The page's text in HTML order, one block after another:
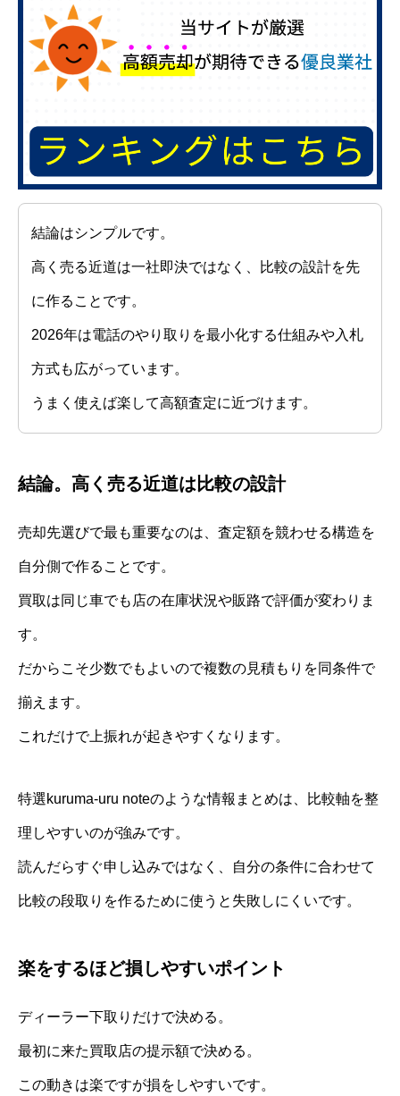
結論はシンプルです。
高く売る近道は一社即決ではなく、比較の設計を先
に作ることです。
2026年は電話のやり取りを最小化する仕組みや入札
方式も広がっています。
うまく使えば楽して高額査定に近づけます。
結論。高く売る近道は比較の設計
売却先選びで最も重要なのは、査定額を競わせる構造を
自分側で作ることです。
買取は同じ車でも店の在庫状況や販路で評価が変わりま
す。
だからこそ少数でもよいので複数の見積もりを同条件で
揃えます。
これだけで上振れが起きやすくなります。
特選kuruma-uru noteのような情報まとめは、比較軸を整
理しやすいのが強みです。
読んだらすぐ申し込みではなく、自分の条件に合わせて
比較の段取りを作るために使うと失敗しにくいです。
楽をするほど損しやすいポイント
ディーラー下取りだけで決める。
最初に来た買取店の提示額で決める。
この動きは楽ですが損をしやすいです。